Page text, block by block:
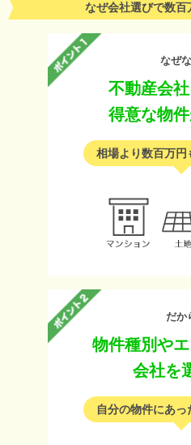
なぜ会社選びで数百
なぜ
不動産会
得意な物
相場より数百万円
だか
物件種別や
会社を
自分の物件にあっ